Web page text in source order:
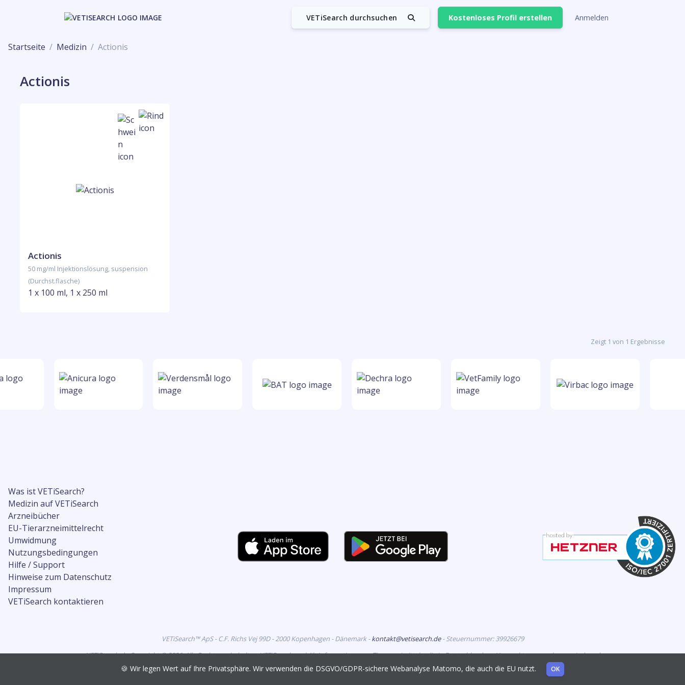
VETiSearch durchsuchen Kostenloses Profil erstellen Anmelden
Startseite Medizin Actionis
Actionis
Actionis
50 mg/ml Injektionslösung, suspension
(Durchst.flasche)
1 x 100 ml, 1 x 250 ml
Zeigt 1 von 1 Ergebnisse
Was ist VETiSearch?
Medizin auf VETiSearch
Arzneibücher
EU-Tierarzneimittelrecht
Umwidmung
Nutzungsbedingungen
Hilfe / Support
Hinweise zum Datenschutz
Impressum
VETiSearch kontaktieren
VETiSearch™ ApS - C.F. Richs Vej 99D - 2000 Kopenhagen - Dänemark -kontakt@vetisearch.de- Steuernummer: 39926679
VETiSearch.de Copyright © 2026. Alle Rechte vorbehalten. VETiSearch enthält Informationen zu Tierarzneimitteln, die in Deutschland zur Vermarktung zugelassen sind, und
richtet sich an tiermedizinische Fachkreise.
🍪 Wir legen Wert auf Ihre Privatsphäre. Wir verwenden die DSGVO/GDPR-sichere Webanalyse Matomo, die auch die EU nutzt. OK